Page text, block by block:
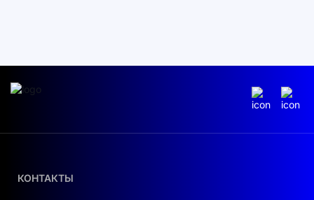
КОНТАКТЫ